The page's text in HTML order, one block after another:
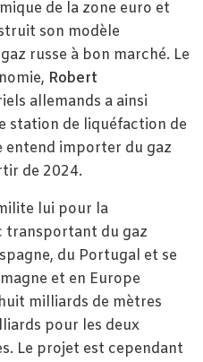
de la zone euro et
son modèle
russe à bon marché. Le
Robert
allemands a ainsi
station de liquéfaction de
entend importer du gaz
de 2024.
lui pour la
transportant du gaz
du Portugal et se
et en Europe
milliards de mètres
pour les deux
Le projet est cependant